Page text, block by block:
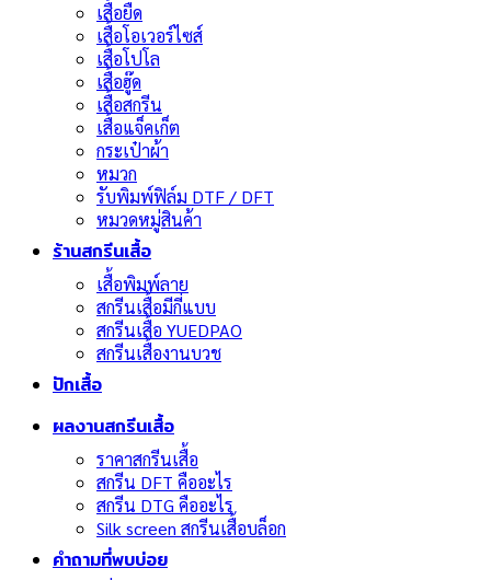
เสื้อยืด
เสื้อโอเวอร์ไซส์
เสื้อโปโล
เสื้อฮู๊ด
เสื้อสกรีน
เสื้อแจ็คเก็ต
กระเป๋าผ้า
หมวก
รับพิมพ์ฟิล์ม DTF / DFT
หมวดหมู่สินค้า
ร้านสกรีนเสื้อ
เสื้อพิมพ์ลาย
สกรีนเสื้อมีกี่แบบ
สกรีนเสื้อ YUEDPAO
สกรีนเสื้องานบวช
ปักเสื้อ
ผลงานสกรีนเสื้อ
ราคาสกรีนเสื้อ
สกรีน DFT คืออะไร
สกรีน DTG คืออะไร
Silk screen สกรีนเสื้อบล็อก
คำถามที่พบบ่อย